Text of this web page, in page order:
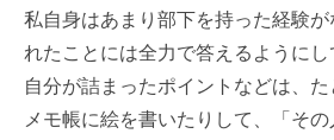
私自身はあまり部下を持った経験
れたことには全力で答えるようにし
自分が詰まったポイントなどは、た
メモ帳に絵を書いたりして、「そ